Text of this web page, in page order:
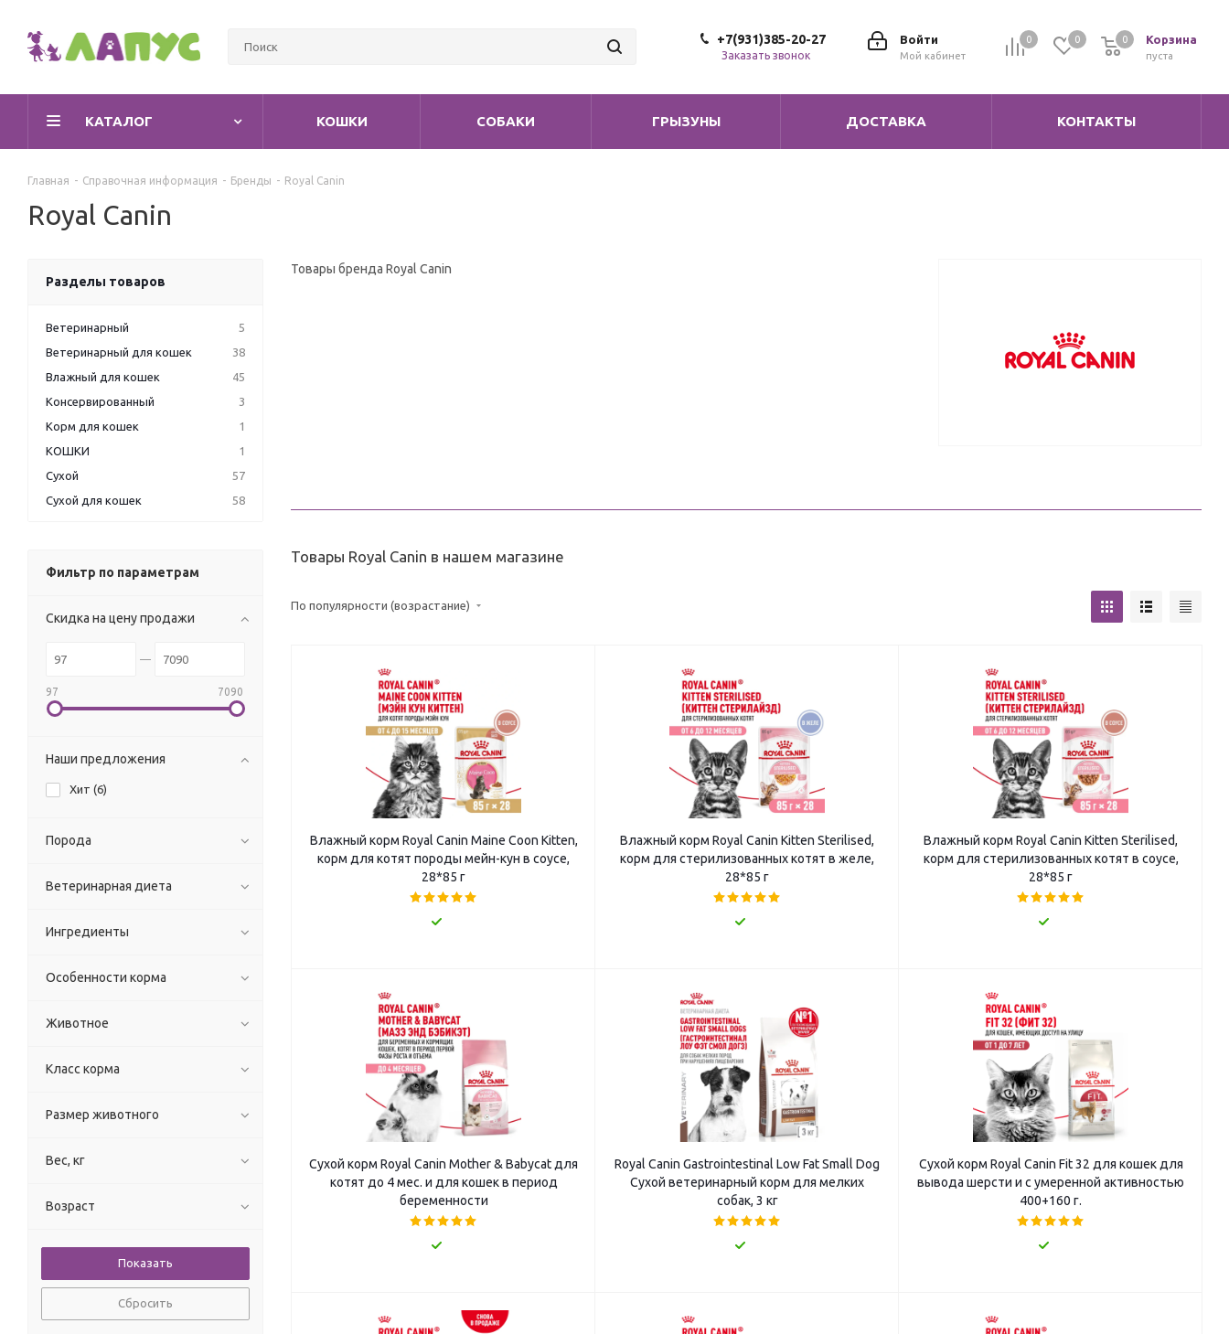
0 0 Корзина
0
пуста
0
Войти
Мой кабинет
+7(931)385-20-27
Заказать звонок
КАТАЛОГ КОШКИ СОБАКИ ГРЫЗУНЫ ДОСТАВКА КОНТАКТЫ
Главная - Справочная информация - Бренды - Royal Canin
Royal Canin
Товары бренда Royal Canin
Товары Royal Canin в нашем магазине
По популярности (возрастание)
Влажный корм Royal Canin Maine Coon Kitten,
корм для котят породы мейн-кун в соусе,
28*85 г
Влажный корм Royal Canin Kitten Sterilised,
корм для стерилизованных котят в желе,
28*85 г
Влажный корм Royal Canin Kitten Sterilised,
корм для стерилизованных котят в соусе,
28*85 г
Сухой корм Royal Canin Mother & Babycat для
котят до 4 мес. и для кошек в период
беременности
Royal Canin Gastrointestinal Low Fat Small Dog
Сухой ветеринарный корм для мелких
собак, 3 кг
Сухой корм Royal Canin Fit 32 для кошек для
вывода шерсти и с умеренной активностью
400+160 г.
Разделы товаров
Ветеринарный
5
Ветеринарный для кошек
38
Влажный для кошек
45
Консервированный
3
Корм для кошек
1
КОШКИ
1
Сухой
57
Сухой для кошек
58
Фильтр по параметрам
Скидка на цену продажи
97 7090
Наши предложения
Хит (6)
Порода
Ветеринарная диета
Ингредиенты
Особенности корма
Животное
Класс корма
Размер животного
Вес, кг
Возраст
Сбросить